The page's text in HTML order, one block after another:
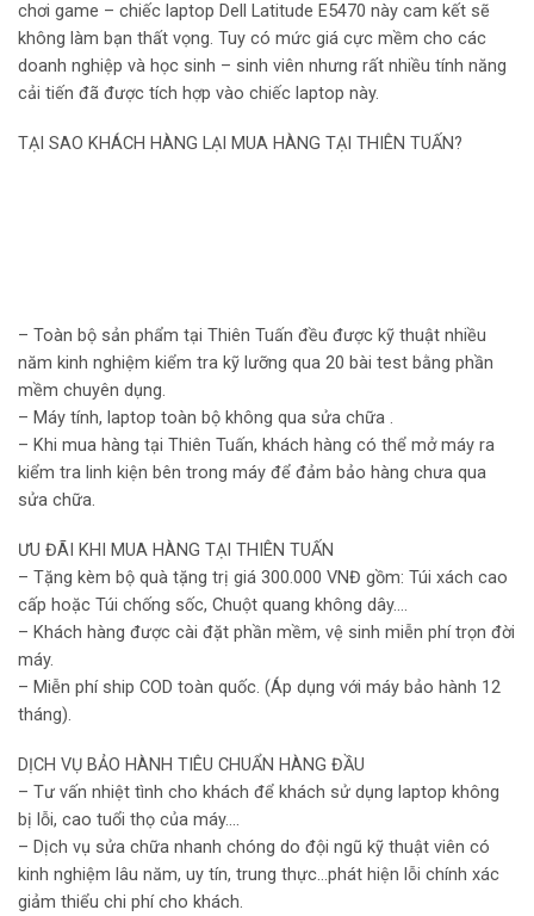
chơi game – chiếc laptop Dell Latitude E5470 này cam kết sẽ
không làm bạn thất vọng. Tuy có mức giá cực mềm cho các
doanh nghiệp và học sinh – sinh viên nhưng rất nhiều tính năng
cải tiến đã được tích hợp vào chiếc laptop này.
TẠI SAO KHÁCH HÀNG LẠI MUA HÀNG TẠI THIÊN TUẤN?
– Toàn bộ sản phẩm tại Thiên Tuấn đều được kỹ thuật nhiều
năm kinh nghiệm kiểm tra kỹ lưỡng qua 20 bài test bằng phần
mềm chuyên dụng.
– Máy tính, laptop toàn bộ không qua sửa chữa .
– Khi mua hàng tại Thiên Tuấn, khách hàng có thể mở máy ra
kiểm tra linh kiện bên trong máy để đảm bảo hàng chưa qua
sửa chữa.
ƯU ĐÃI KHI MUA HÀNG TẠI THIÊN TUẤN
– Tặng kèm bộ quà tặng trị giá 300.000 VNĐ gồm: Túi xách cao
cấp hoặc Túi chống sốc, Chuột quang không dây….
– Khách hàng được cài đặt phần mềm, vệ sinh miễn phí trọn đời
máy.
– Miễn phí ship COD toàn quốc. (Áp dụng với máy bảo hành 12
tháng).
DỊCH VỤ BẢO HÀNH TIÊU CHUẨN HÀNG ĐẦU
– Tư vấn nhiệt tình cho khách để khách sử dụng laptop không
bị lỗi, cao tuổi thọ của máy….
– Dịch vụ sửa chữa nhanh chóng do đội ngũ kỹ thuật viên có
kinh nghiệm lâu năm, uy tín, trung thực…phát hiện lỗi chính xác
giảm thiểu chi phí cho khách.